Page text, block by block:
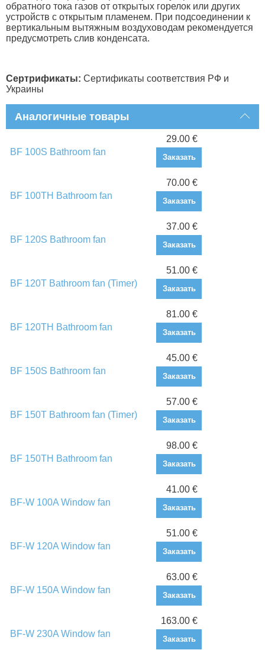
обратного тока газов от открытых горелок или других
устройств с открытым пламенем. При подсоединении к
вертикальным вытяжным воздуховодам рекомендуется
предусмотреть слив конденсата.
Сертрификаты: Сертификаты соответствия РФ и
Украины
Аналогичные товары
BF 100S Bathroom fan
29.00 €
Заказать
BF 100TH Bathroom fan
70.00 €
Заказать
BF 120S Bathroom fan
37.00 €
Заказать
BF 120T Bathroom fan (Timer)
51.00 €
Заказать
BF 120TH Bathroom fan
81.00 €
Заказать
BF 150S Bathroom fan
45.00 €
Заказать
BF 150T Bathroom fan (Timer)
57.00 €
Заказать
BF 150TH Bathroom fan
98.00 €
Заказать
BF-W 100A Window fan
41.00 €
Заказать
BF-W 120A Window fan
51.00 €
Заказать
BF-W 150A Window fan
63.00 €
Заказать
BF-W 230A Window fan
163.00 €
Заказать